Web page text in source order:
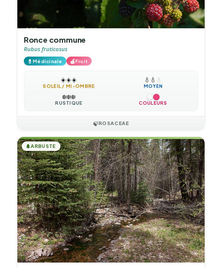
Ronce commune
Rubus fruticosus
💊Médicinale 🍎Fruit
☀️☀️☀️
SOLEIL / MI-OMBRE
💧 💧 💧
MOYEN
❄️❄️❄️
RUSTIQUE COULEURS
🍃ROSACEAE
🌲ARBUSTE